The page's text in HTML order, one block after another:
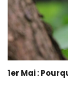
1er Mai :